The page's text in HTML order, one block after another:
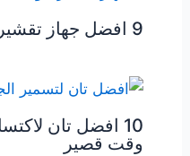
9 افضل جهاز تقشير الوجه لعام 2025
10 افضل تان
وقت قصير